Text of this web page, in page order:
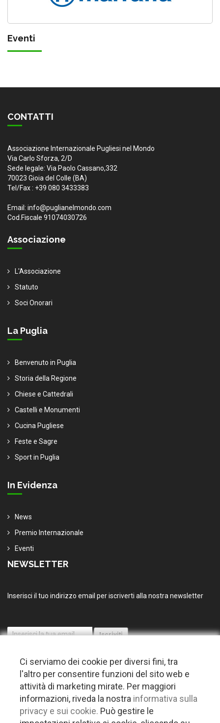
Eventi
CONTATTI
Associazione Internazionale Pugliesi nel Mondo
Via Carlo Sforza, 2/D
Sede legale: Via Paolo Cassano,332
70023 Gioia del Colle (BA)
Tel/Fax : +39 080 3433383
Email: info@puglianelmondo.com
Cod.Fiscale 91074030726
Associazione
L'Associazione
Statuto
Soci Onorari
La Puglia
Benvenuto in Puglia
Storia della Regione
Chiese e Cattedrali
Castelli e Monumenti
Cucina Pugliese
Feste e Sagre
Sport in Puglia
In Evidenza
News
Premio Internazionale
Eventi
NEWSLETTER
Inserisci il tuo indirizzo email per iscriverti alla nostra newsletter
© 2026 Copyright Puglia nel mondo. Tutti i diritti riservati |Privacy
-Cookie policy-Gestisci Cookie -
Ci serviamo dei cookie per diversi fini, tra
l'altro per consentire funzioni del sito web e
attività di marketing mirate. Per maggiori
informazioni, riveda la nostra informativa sulla
privacy e sui cookie. Può gestire le